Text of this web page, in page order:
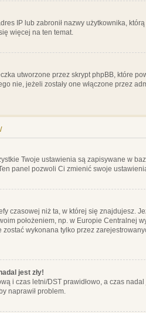
IP lub zabronił nazwy użytkownika,
więcej na ten temat.
utworzone przez skrypt phpBB, które
nie, jeżeli zostały one włączone przez
Twoje ustawienia są zapisywane w
panel pozwoli Ci zmienić swoje
czasowej niż ta, w której się znajdujesz.
położeniem, np. w Europie
wykonana tylko przez
jest zły!
i czas letni/DST prawidłowo, a czas
naprawił problem.